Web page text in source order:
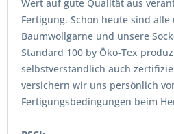
Wert auf gute Qualität aus
Fertigung. Schon heute sind alle
Baumwollgarne und unsere
Standard 100 by Öko-Tex
selbstverständlich auch
versichern wir uns persönlich
Fertigungsbedingungen beim